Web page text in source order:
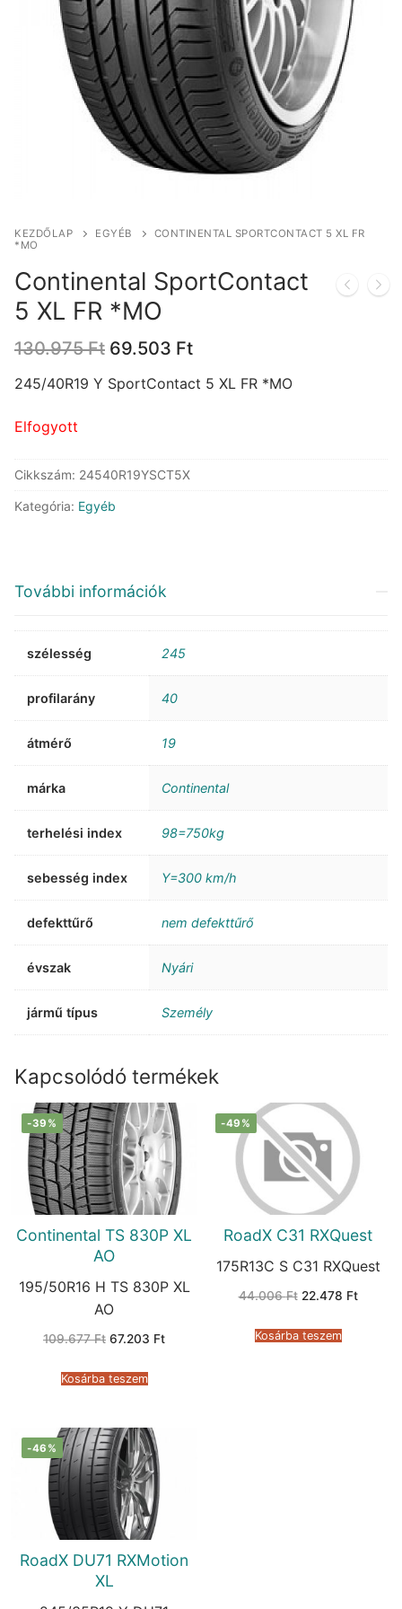
KEZDŐLAP EGYÉB
CONTINENTAL SPORTCONTACT 5 XL FR
*MO
Continental SportContact
5 XL FR *MO
130.975Ft Original
was:
69.503 FtCurrent
is:
245/40R19 Y SportContact 5 XL FR *MO
Elfogyott
Cikkszám: 24540R19YSCT5X
Kategória: Egyéb
További információk
szélesség 245
profilarány 40
átmérő 19
márka Continental
terhelési index 98=750kg
sebesség index Y=300 km/h
defekttűrő nem defekttűrő
évszak Nyári
jármű típus Személy
Kapcsolódó termékek
-39%
Continental TS 830P XL
AO
195/50R16 H TS 830P XL
AO
109.677Ft Original
109.677 Ft.
67.203 FtCurrent
Kosárba teszem
-49%
RoadX C31 RXQuest
175R13C S C31 RXQuest
44.006Ft Original
44.006 Ft.
22.478 FtCurrent
Kosárba teszem
-46%
RoadX DU71 RXMotion
XL